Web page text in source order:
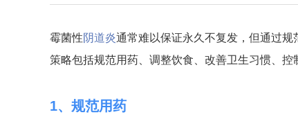
霉菌性阴道炎通常难以保证永久不复发，但通过
策略包括规范用药、调整饮食、改善卫生习惯、控
1、规范用药